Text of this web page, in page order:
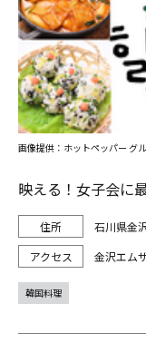
映える！女子会に
石川県金
金沢エム
画像提供：ホットペッパー グ
韓国料理